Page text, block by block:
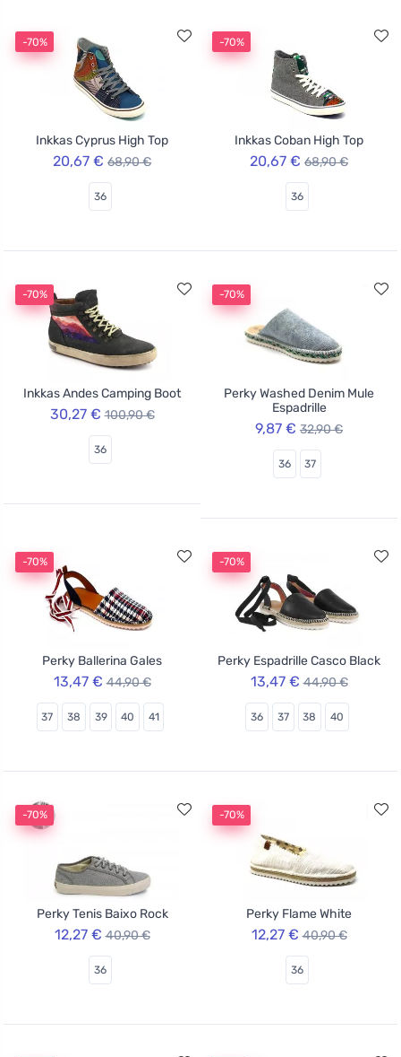
-70%
Inkkas Cyprus High Top
20,67 € 68,90 €
36
-70%
Inkkas Coban High Top
20,67 € 68,90 €
36
-70%
Inkkas Andes Camping Boot
30,27 € 100,90 €
36
-70%
Perky Washed Denim Mule
Espadrille
9,87 € 32,90 €
36 37
-70%
Perky Ballerina Gales
13,47 € 44,90 €
37 38 39 40 41
-70%
Perky Espadrille Casco Black
13,47 € 44,90 €
36 37 38 40
-70%
Perky Tenis Baixo Rock
12,27 € 40,90 €
36
-70%
Perky Flame White
12,27 € 40,90 €
36